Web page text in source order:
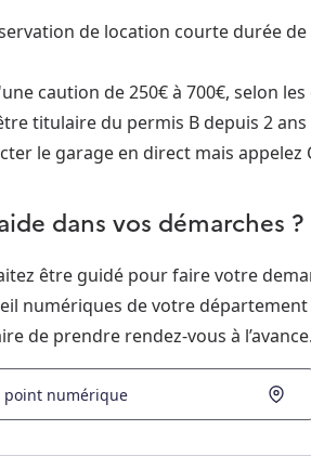
de location courte durée
caution de 250€ à 700€, selon
titulaire du permis B depuis 2
le garage en direct mais appelez
dans vos démarches ?
être guidé pour faire votre
numériques de votre
de prendre rendez-vous à l’avance.
point numérique